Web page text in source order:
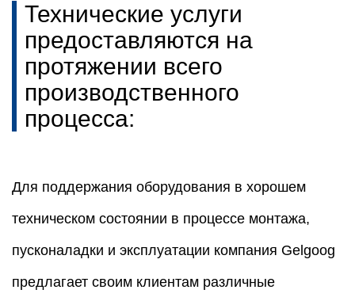
Технические услуги
предоставляются на
протяжении всего
производственного
процесса:
Для поддержания оборудования в хорошем
техническом состоянии в процессе монтажа,
пусконаладки и эксплуатации компания Gelgoog
предлагает своим клиентам различные